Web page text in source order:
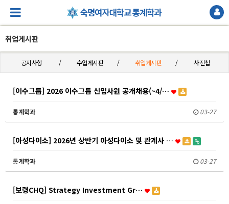
취업게시판
공지사항 수업게시판 취업게시판 사진첩
[이수그룹] 2026 이수그룹 신입사원 공개채용(~4/…
통계학과 03-27
[아성다이소] 2026년 상반기 아성다이소 및 관계사 …
통계학과 03-27
[보령CHQ] Strategy Investment Gr…